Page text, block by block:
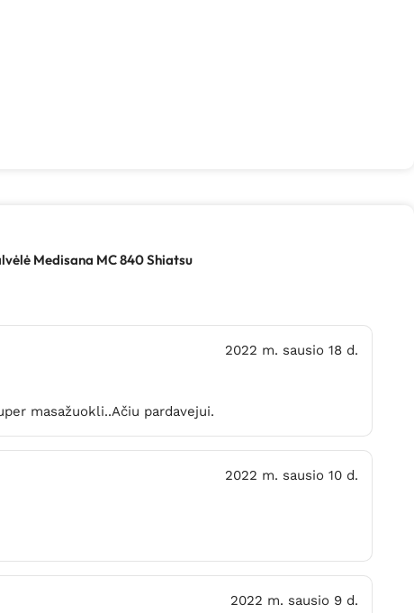
Medisana MC 840 Shiatsu
2022 m. sausio 18 d.
masažuokli..Ačiu pardavejui.
2022 m. sausio 10 d.
2022 m. sausio 9 d.